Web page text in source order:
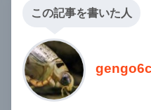
この記事を書いた人